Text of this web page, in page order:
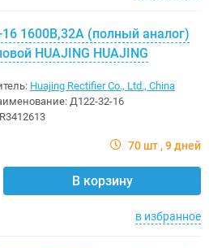
1600В,32A (полный аналог)
HUAJING HUAJING
Huajing Rectifier Co., Ltd., China
Д122-32-16
70 шт 9 дней
В корзину
в избранное